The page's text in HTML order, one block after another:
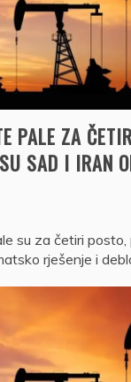
PALE ZA
SAD I IRAN
su za četiri
rješenje i